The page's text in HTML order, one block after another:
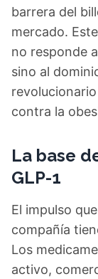
barrera del
mercado.
no responde
sino al
contra la
La base
GLP-1
El impulso
compañía
Los
activo,